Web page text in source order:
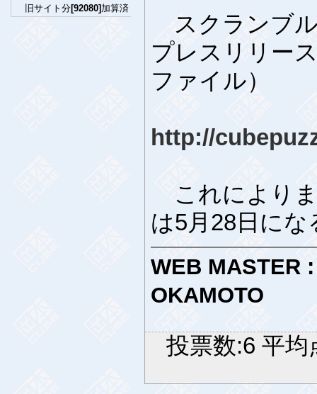
旧サイト分[92080] 加算済
スクランブ
プレスリリー
ファイル）
http://
これにより
は5月28日に
WEB MASTER
OKAMOTO
投票数:6 平